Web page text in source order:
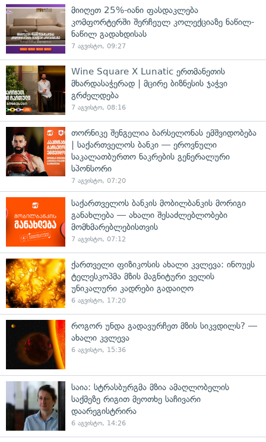
მიიღეთ 25%-იანი ფასდაკლება
კომფორტერში შერჩეულ კოლექციაზე ნაწილ-
ნაწილ გადახდისას
7 აგვისტო, 09:27
Wine Square X Lunatic ერთმანეთის
მხარდასაჭერად | მცირე ბიზნესის ჯაჭვი
გრძელდება
7 აგვისტო, 08:16
თორნიკე შენგელია ბარსელონას ემშვიდობება
| საქართველოს ბანკი — ეროვნული
საკალათბურთო ნაკრების გენერალური
სპონსორი
7 აგვისტო, 07:20
საქართველოს ბანკის მობილბანკის მორიგი
განახლება — ახალი შესაძლებლობები
მომხმარებლებისთვის
7 აგვისტო, 07:12
ქართველი ფიზიკოსის ახალი კვლევა: ინოუეს
ტელესკოპმა მზის მაგნიტური ველის
უნიკალური კადრები გადაიღო
6 აგვისტო, 17:20
როგორ უნდა გადავურჩეთ მზის სიკვდილს? —
ახალი კვლევა
6 აგვისტო, 15:36
საია: სტრასბურგმა მზია ამაღლობელის
საქმეზე რიგით მეოთხე საჩივარი
დაარეგისტრირა
6 აგვისტო, 14:26